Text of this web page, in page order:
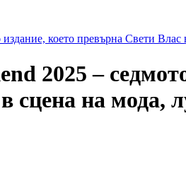
което превърна Свети
2025 –
сцена на мода,